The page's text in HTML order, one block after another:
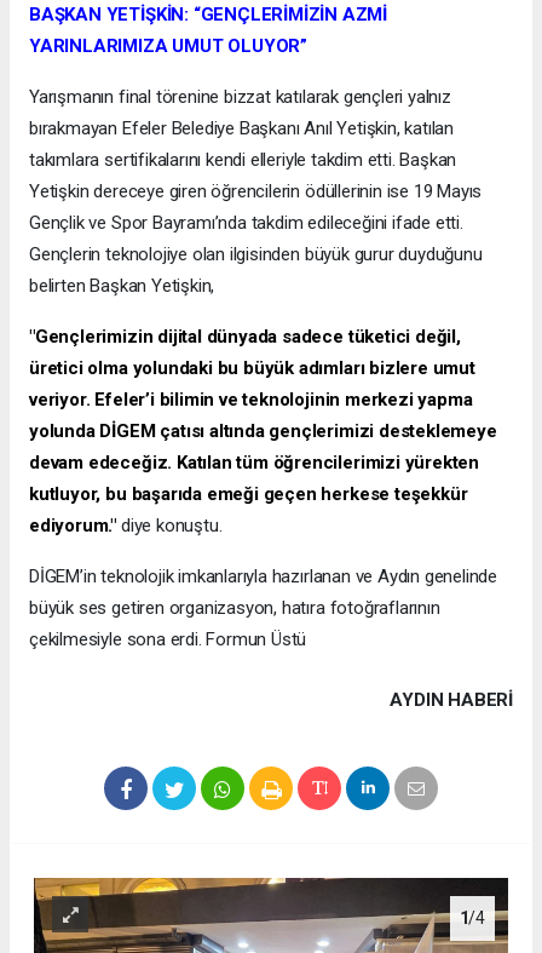
BAŞKAN YETİŞKİN: “GENÇLERİMİZİN AZMİ
YARINLARIMIZA UMUT OLUYOR”
Yarışmanın final törenine bizzat katılarak gençleri yalnız
bırakmayan Efeler Belediye Başkanı Anıl Yetişkin, katılan
takımlara sertifikalarını kendi elleriyle takdim etti. Başkan
Yetişkin dereceye giren öğrencilerin ödüllerinin ise 19 Mayıs
Gençlik ve Spor Bayramı’nda takdim edileceğini ifade etti.
Gençlerin teknolojiye olan ilgisinden büyük gurur duyduğunu
belirten Başkan Yetişkin,
"Gençlerimizin dijital dünyada sadece tüketici değil,
üretici olma yolundaki bu büyük adımları bizlere umut
veriyor. Efeler’i bilimin ve teknolojinin merkezi yapma
yolunda DİGEM çatısı altında gençlerimizi desteklemeye
devam edeceğiz. Katılan tüm öğrencilerimizi yürekten
kutluyor, bu başarıda emeği geçen herkese teşekkür
ediyorum." diye konuştu.
DİGEM’in teknolojik imkanlarıyla hazırlanan ve Aydın genelinde
büyük ses getiren organizasyon, hatıra fotoğraflarının
çekilmesiyle sona erdi. Formun Üstü
AYDIN HABERİ
1/4